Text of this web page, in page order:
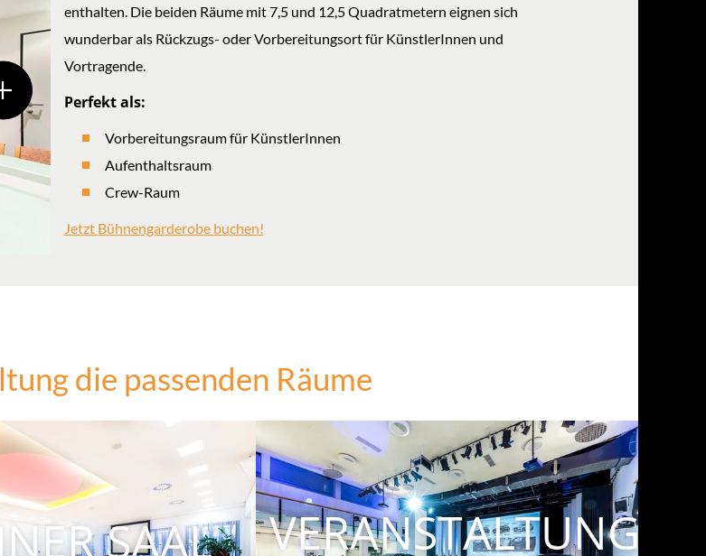
enthalten. Die beiden Räume mit 7,5 und 12,5 Quadratmetern eignen sich
wunderbar als Rückzugs- oder Vorbereitungsort für KünstlerInnen und
Vortragende.
Perfekt als:
Vorbereitungsraum für KünstlerInnen
Aufenthaltsraum
Crew-Raum
Jetzt Bühnengarderobe buchen!
die passenden Räume
SAAL VERANSTALTUNG